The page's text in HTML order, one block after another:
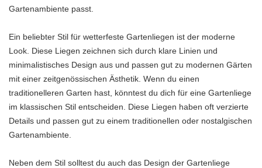
Gartenambiente passt.
Ein beliebter Stil für wetterfeste Gartenliegen ist der moderne
Look. Diese Liegen zeichnen sich durch klare Linien und
minimalistisches Design aus und passen gut zu modernen Gärten
mit einer zeitgenössischen Ästhetik. Wenn du einen
traditionelleren Garten hast, könntest du dich für eine Gartenliege
im klassischen Stil entscheiden. Diese Liegen haben oft verzierte
Details und passen gut zu einem traditionellen oder nostalgischen
Gartenambiente.
Neben dem Stil solltest du auch das Design der Gartenliege